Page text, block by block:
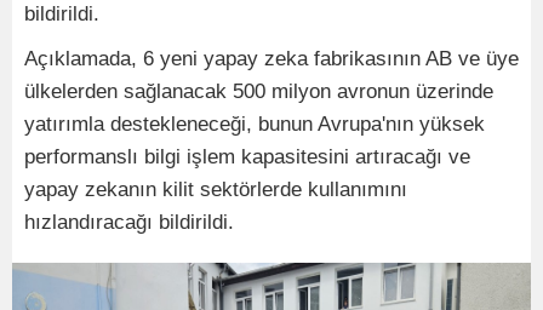
bildirildi.
Açıklamada, 6 yeni yapay zeka fabrikasının AB ve üye
ülkelerden sağlanacak 500 milyon avronun üzerinde
yatırımla destekleneceği, bunun Avrupa'nın yüksek
performanslı bilgi işlem kapasitesini artıracağı ve
yapay zekanın kilit sektörlerde kullanımını
hızlandıracağı bildirildi.